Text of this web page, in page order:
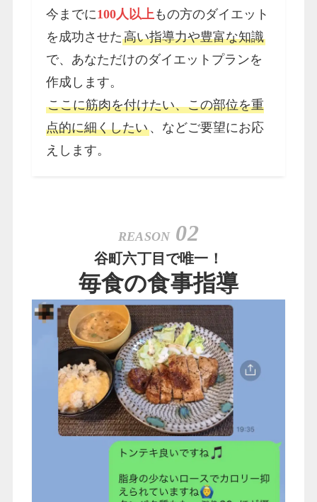
今までに100人以上もの方のダイエット
を成功させた高い指導力や豊富な知識
で、あなただけのダイエットプランを
作成します。
ここに筋肉を付けたい、この部位を重
点的に細くしたい、などご要望にお応
えします。
REASON02
谷町六丁目で唯一！
毎食の食事指導